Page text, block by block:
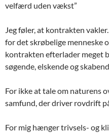
velfærd uden vækst”
Jeg føler, at kontrakten
for det skrøbelige menneske
kontrakten efterlader meget
søgende, elskende og
For ikke at tale om naturens
samfund, der driver rovdrift
For mig hænger trivsels- og